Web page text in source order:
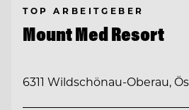
TOP ARBEITGEBER
Mount Med Resort
6311 Wildschönau-Oberau,